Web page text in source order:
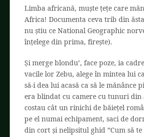
Limba africană, muște țețe care
Africa! Documenta ceva trib din
nu știu ce National Geographic
înțelege din prima, firește).
Și merge blondu’, face poze, ia
vacile lor Zebu, alege în mintea lui
să-i dea lui acasă ca să le mănânce
era blindat cu camere cu tunuri din
costau cât un rinichi de băiețel
pe el numai echipament, saci de
din cort și nelipsitul ghid ”Cum să